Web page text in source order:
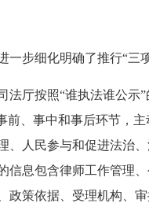
一步细化明确了推行“三
法厅按照“谁执法谁公示
、事中和事后环节，
人民参与和促进法治
信息包含律师工作管理
政策依据、受理机构、